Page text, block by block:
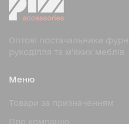
Оптові постачальники
рукоділля та м’яких меблів
Меню
Товари за призначенням
Про компанію